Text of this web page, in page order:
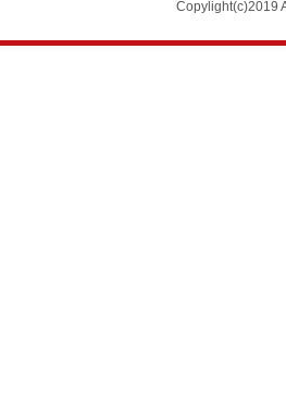
Copylight(c)2019